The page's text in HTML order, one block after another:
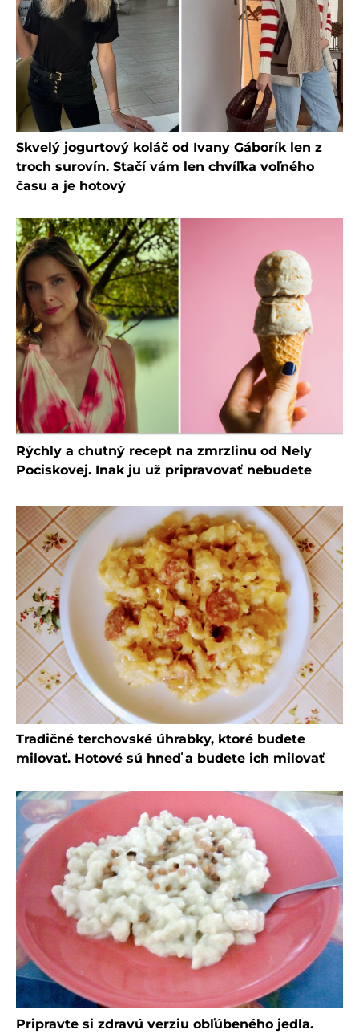
Skvelý jogurtový koláč od Ivany Gáborík len z
troch surovín. Stačí vám len chvíľka voľného
času a je hotový
Rýchly a chutný recept na zmrzlinu od Nely
Pociskovej. Inak ju už pripravovať nebudete
Tradičné terchovské úhrabky, ktoré budete
milovať. Hotové sú hneď a budete ich milovať
Pripravte si zdravú verziu obľúbeného jedla.